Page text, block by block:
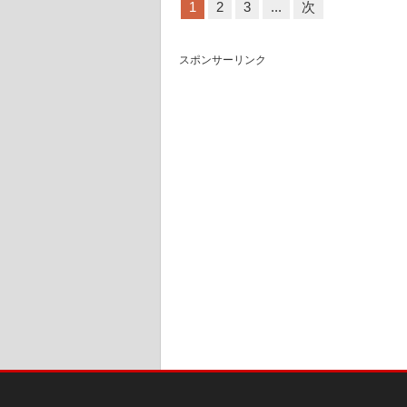
1 2 3 ... 次
スポンサーリンク